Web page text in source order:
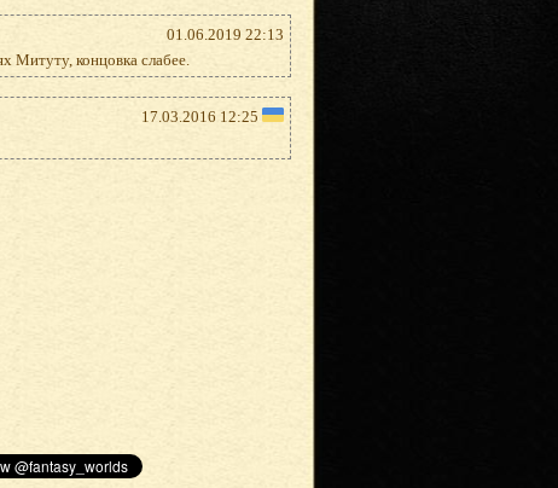
01.06.2019 22:13
Митуту, концовка слабее.
17.03.2016 12:25